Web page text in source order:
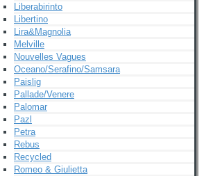
Liberabirinto
Libertino
Lira&Magnolia
Melville
Nouvelles Vagues
Oceano/Serafino/Samsara
Paislig
Pallade/Venere
Palomar
Pazl
Petra
Rebus
Recycled
Romeo & Giulietta